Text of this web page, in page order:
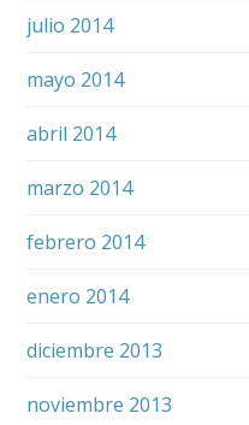
julio 2014
mayo 2014
abril 2014
marzo 2014
febrero 2014
enero 2014
diciembre 2013
noviembre 2013